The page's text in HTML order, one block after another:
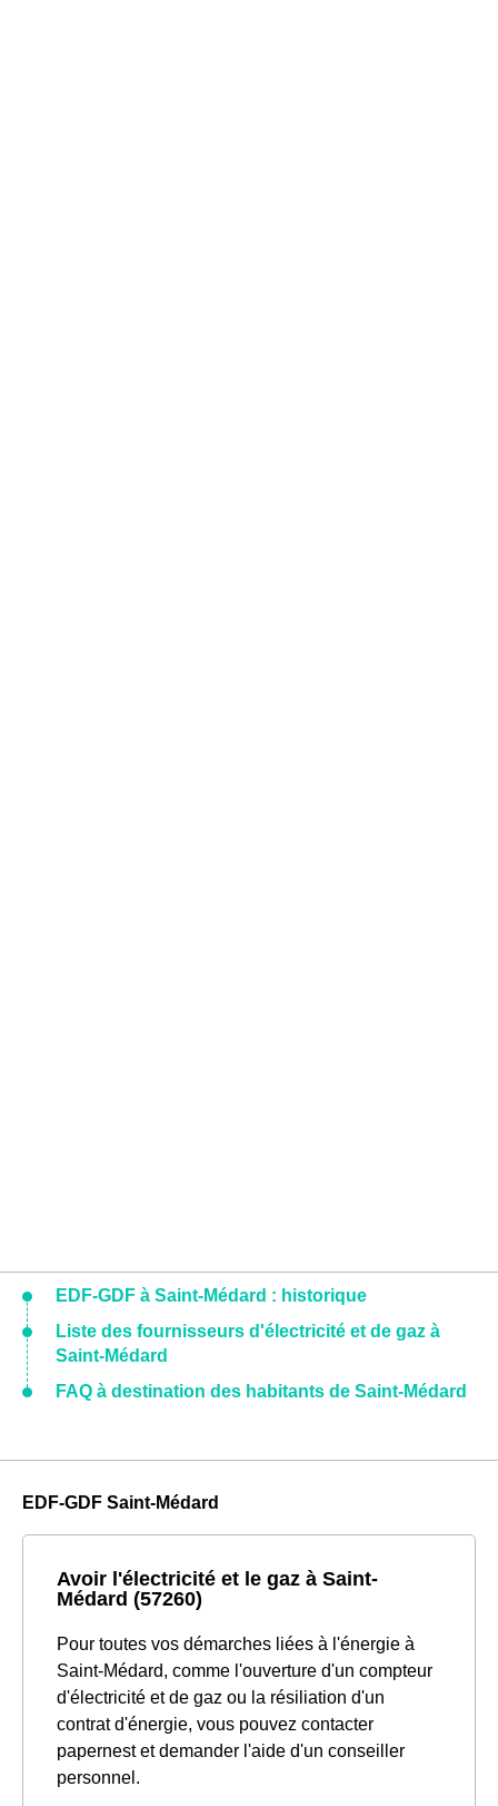
EDF-GDF à Saint-Médard : historique
Liste des fournisseurs d'électricité et de gaz à
Saint-Médard
FAQ à destination des habitants de Saint-Médard
EDF-GDF Saint-Médard
Avoir l'électricité et le gaz à Saint-
Médard (57260)
Pour toutes vos démarches liées à l'énergie à
Saint-Médard, comme l'ouverture d'un compteur
d'électricité et de gaz ou la résiliation d'un
contrat d'énergie, vous pouvez contacter
papernest et demander l'aide d'un conseiller
personnel.